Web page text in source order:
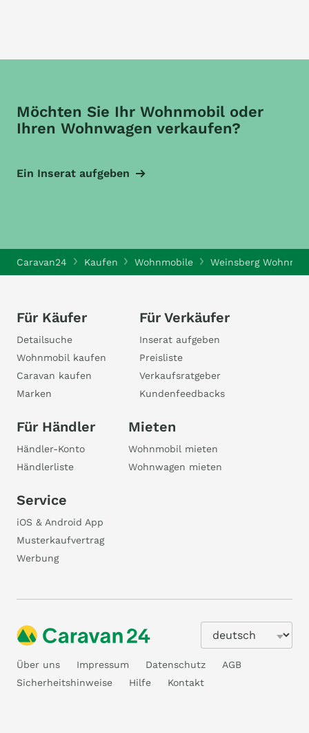
Möchten Sie Ihr Wohnmobil oder
Ihren Wohnwagen verkaufen?
Ein Inserat aufgeben
Caravan24 Kaufen Wohnmobile Weinsberg
Für Käufer
Detailsuche
Wohnmobil kaufen
Caravan kaufen
Marken
Für Verkäufer
Inserat aufgeben
Preisliste
Verkaufsratgeber
Kundenfeedbacks
Für Händler
Händler-Konto
Händlerliste
Mieten
Wohnmobil mieten
Wohnwagen mieten
Service
iOS & Android App
Musterkaufvertrag
Werbung
Über uns Impressum Datenschutz
AGB
Sicherheitshinweise
Hilfe Kontakt